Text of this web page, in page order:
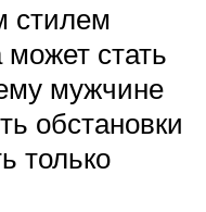
стилем
стать
мужчине
обстановки
только